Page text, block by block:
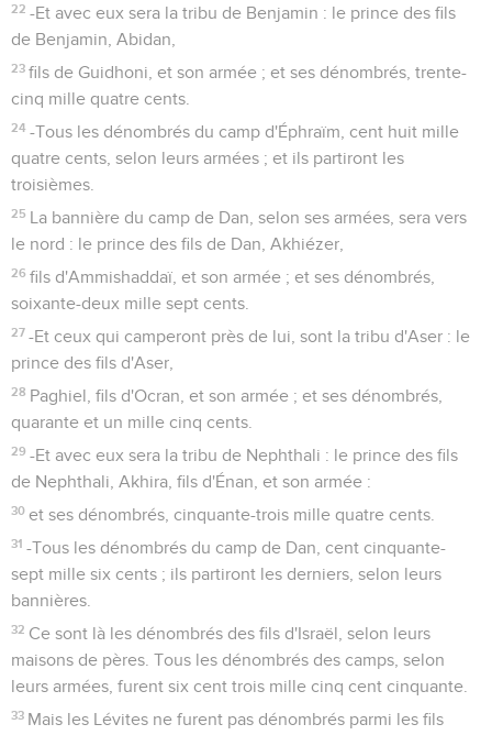
22 -Et avec eux sera la tribu de Benjamin : le prince des fils
de Benjamin, Abidan,
23 fils de Guidhoni, et son armée ; et ses dénombrés, trente-
cinq mille quatre cents.
24 -Tous les dénombrés du camp d'Éphraïm, cent huit mille
quatre cents, selon leurs armées ; et ils partiront les
troisièmes.
25 La bannière du camp de Dan, selon ses armées, sera vers
le nord : le prince des fils de Dan, Akhiézer,
26 fils d'Ammishaddaï, et son armée ; et ses dénombrés,
soixante-deux mille sept cents.
27 -Et ceux qui camperont près de lui, sont la tribu d'Aser : le
prince des fils d'Aser,
28 Paghiel, fils d'Ocran, et son armée ; et ses dénombrés,
quarante et un mille cinq cents.
29 -Et avec eux sera la tribu de Nephthali : le prince des fils
de Nephthali, Akhira, fils d'Énan, et son armée :
30 et ses dénombrés, cinquante-trois mille quatre cents.
31 -Tous les dénombrés du camp de Dan, cent cinquante-
sept mille six cents ; ils partiront les derniers, selon leurs
bannières.
32 Ce sont là les dénombrés des fils d'Israël, selon leurs
maisons de pères. Tous les dénombrés des camps, selon
leurs armées, furent six cent trois mille cinq cent cinquante.
33 Mais les Lévites ne furent pas dénombrés parmi les fils